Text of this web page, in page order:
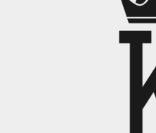
Eshop s tradicí od roku